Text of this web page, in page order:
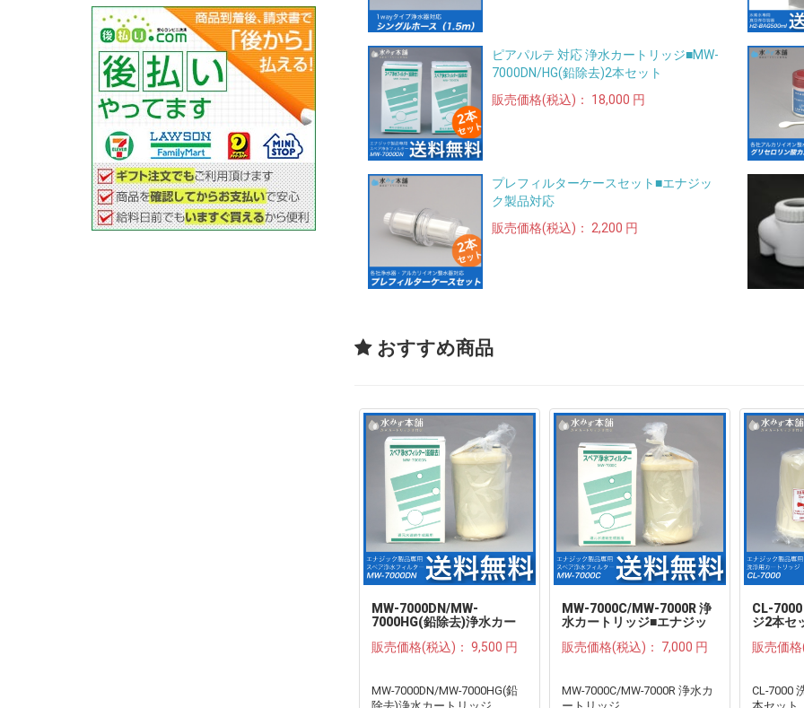
ピアパルテ 対応 浄水カートリッジ■MW-
7000DN/HG(鉛除去)2本セット
販売価格(税込)：
18,000 円
プレフィルターケースセット■エナジッ
ク製品対応
販売価格(税込)：
2,200 円
おすすめ商品
MW-7000DN/MW-
7000HG(鉛除去)浄水カー
ステック
販売価格(税込)： 9,500 円
MW-7000DN/MW-7000HG(鉛
MW-7000C/MW-7000R 浄
水カートリッジ■エナジッ
販売価格(税込)： 7,000 円
MW-7000C/MW-7000R 浄水カ
CL-
ジ2本セ
リーズ用
販売価
CL-7000